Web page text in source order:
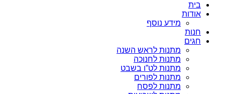
בית
אודות
מידע נוסף
חנות
חגים
מתנות לראש השנה
מתנות לחנוכה
מתנות לט”ו בשבט
מתנות לפורים
מתנות לפסח